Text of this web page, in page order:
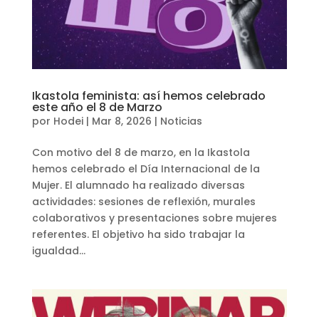
Ikastola feminista: así hemos celebrado
este año el 8 de Marzo
por Hodei| Mar 8, 2026 | Noticias
Con motivo del 8 de marzo, en la Ikastola
hemos celebrado el Día Internacional de la
Mujer. El alumnado ha realizado diversas
actividades: sesiones de reflexión, murales
colaborativos y presentaciones sobre mujeres
referentes. El objetivo ha sido trabajar la
igualdad...